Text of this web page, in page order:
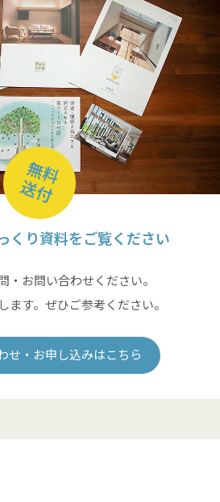
無料
送付
くり資料をご覧ください
・お問い合わせください。
ます。ぜひご参考ください。
せ・お申し込みはこちら